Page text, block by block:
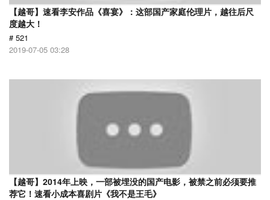
【越哥】速看李安作品《喜宴》：这部国产家庭伦理片，越往后尺
度越大！
# 521
2019-07-05 03:28
【越哥】2014年上映，一部被埋没的国产电影，被禁之前必须要推
荐它！速看小成本喜剧片《我不是王毛》